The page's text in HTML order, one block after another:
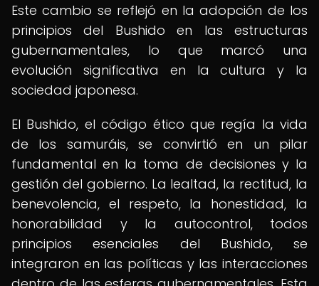
Este cambio se reflejó en la adopción de los
principios del Bushido en las estructuras
gubernamentales, lo que marcó una
evolución significativa en la cultura y la
sociedad japonesa.
El Bushido, el código ético que regía la vida
de los samuráis, se convirtió en un pilar
fundamental en la toma de decisiones y la
gestión del gobierno. La lealtad, la rectitud, la
benevolencia, el respeto, la honestidad, la
honorabilidad y la autocontrol, todos
principios esenciales del Bushido, se
integraron en las políticas y las interacciones